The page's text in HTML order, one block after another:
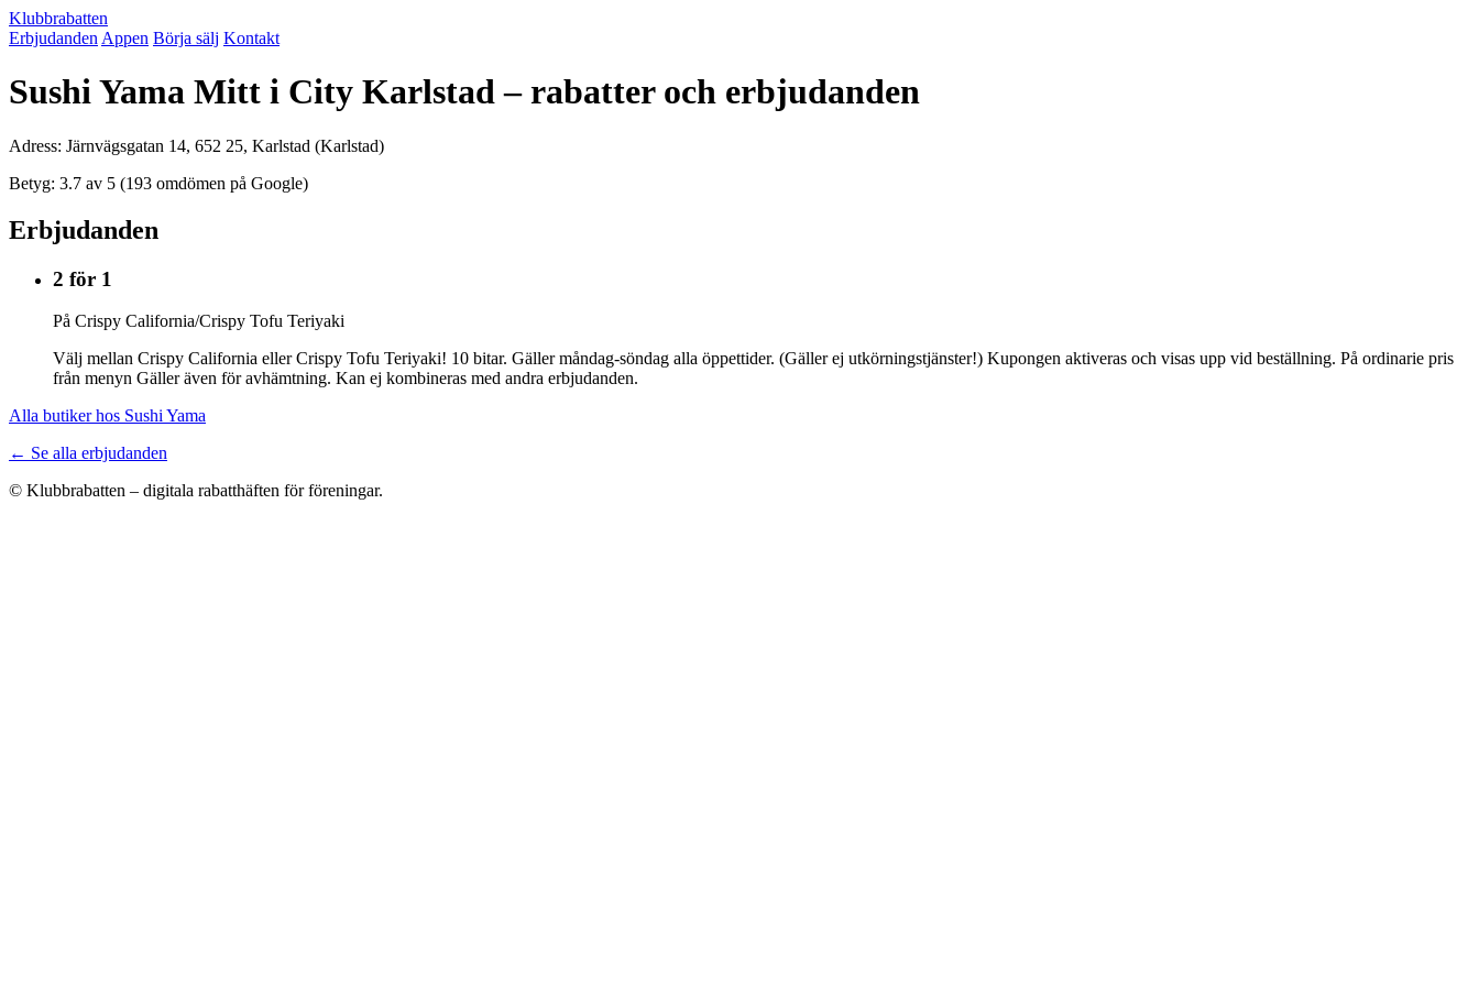
Klubbrabatten
Erbjudanden Appen Börja sälj Kontakt
Sushi Yama Mitt i City Karlstad – rabatter och erbjudanden
Adress: Järnvägsgatan 14, 652 25, Karlstad (Karlstad)
Betyg: 3.7 av 5 (193 omdömen på Google)
Erbjudanden
2 för 1
På Crispy California/Crispy Tofu Teriyaki
Välj mellan Crispy California eller Crispy Tofu Teriyaki! 10 bitar. Gäller måndag-söndag alla öppettider. (Gäller ej utkörningstjänster!) Kupongen aktiveras och visas upp vid beställning. På ordinarie pris
från menyn Gäller även för avhämtning. Kan ej kombineras med andra erbjudanden.
Alla butiker hos Sushi Yama
← Se alla erbjudanden
© Klubbrabatten – digitala rabatthäften för föreningar.